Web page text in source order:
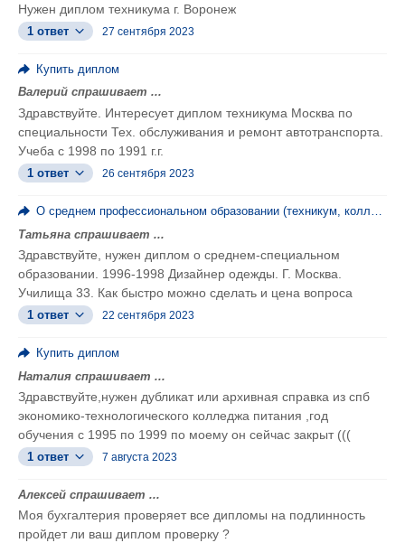
Нужен диплом техникума г. Воронеж
1 ответ 27 сентября 2023
Купить диплом
Валерий спрашивает ...
Здравствуйте. Интересует диплом техникума Москва по
специальности Тех. обслуживания и ремонт автотранспорта.
Учеба с 1998 по 1991 г.г.
1 ответ 26 сентября 2023
О среднем профессиональном образовании (техникум, колледж, ПТУ)
Татьяна спрашивает ...
Здравствуйте, нужен диплом о среднем-специальном
образовании. 1996-1998 Дизайнер одежды. Г. Москва.
Училища 33. Как быстро можно сделать и цена вопроса
1 ответ 22 сентября 2023
Купить диплом
Наталия спрашивает ...
Здравствуйте,нужен дубликат или архивная справка из спб
экономико-технологического колледжа питания ,год
обучения с 1995 по 1999 по моему он сейчас закрыт (((
1 ответ 7 августа 2023
Алексей спрашивает ...
Моя бухгалтерия проверяет все дипломы на подлинность
пройдет ли ваш диплом проверку ?